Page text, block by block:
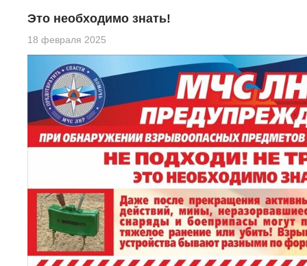
Это необходимо знать!
18 февраля 2025